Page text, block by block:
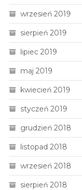
wrzesień 2019
sierpień 2019
lipiec 2019
maj 2019
kwiecień 2019
styczeń 2019
grudzień 2018
listopad 2018
wrzesień 2018
sierpień 2018